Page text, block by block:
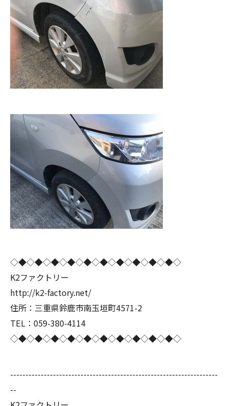
◇◆◇◆◇◆◇◆◇◆◇◆◇◆◇◆◇◆◇◆◇
K2ファクトリー
http://k2-factory.net/
住所：三重県鈴鹿市南玉垣町4571-2
TEL：059-380-4114
◇◆◇◆◇◆◇◆◇◆◇◆◇◆◇◆◇◆◇◆◇
--------------------------------------------------------------------
--